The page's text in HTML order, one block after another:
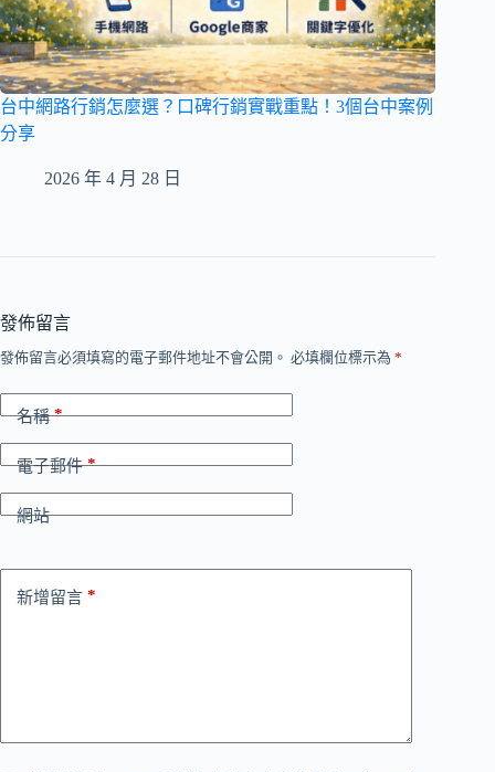
台中網路行銷怎麼選？口碑行銷實戰重點！3個台中案例
分享
2026 年 4 月 28 日
發佈留言
發佈留言必須填寫的電子郵件地址不會公開。 必填欄位標示為 *
名稱*
電子郵件*
網站
新增留言 *